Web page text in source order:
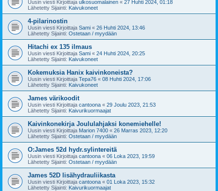
Uusin viesti Kirjoittaja ulkosuomalainen « 27 Huhti 2024, 01:18
Lähetetty Sijainti: Kaivukoneet
4-pilarinostin
Uusin viesti Kirjoittaja Sami « 26 Huhti 2024, 13:46
Lähetetty Sijainti: Ostetaan / myydään
Hitachi ex 135 ilmaus
Uusin viesti Kirjoittaja Sami « 24 Huhti 2024, 20:25
Lähetetty Sijainti: Kaivukoneet
Kokemuksia Hanix kaivinkoneista?
Uusin viesti Kirjoittaja Tepa76 « 08 Huhti 2024, 17:06
Lähetetty Sijainti: Kaivukoneet
James värikoodit
Uusin viesti Kirjoittaja cantoona « 29 Joulu 2023, 21:53
Lähetetty Sijainti: Kaivurikuormaajat
Kaivinkonekirja Joululahjaksi konemiehelle!
Uusin viesti Kirjoittaja Marion 7400 « 26 Marras 2023, 12:20
Lähetetty Sijainti: Ostetaan / myydään
O:James 52d hydr.sylintereitä
Uusin viesti Kirjoittaja cantoona « 06 Loka 2023, 19:59
Lähetetty Sijainti: Ostetaan / myydään
James 52D lisähydrauliikasta
Uusin viesti Kirjoittaja cantoona « 01 Loka 2023, 15:32
Lähetetty Sijainti: Kaivurikuormaajat